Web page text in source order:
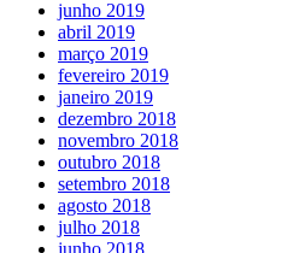
junho 2019
abril 2019
março 2019
fevereiro 2019
janeiro 2019
dezembro 2018
novembro 2018
outubro 2018
setembro 2018
agosto 2018
julho 2018
junho 2018